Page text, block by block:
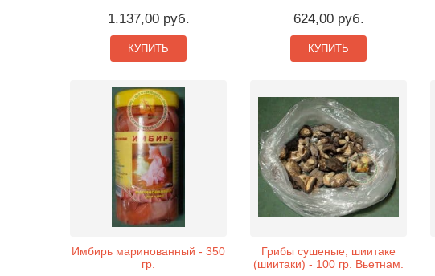
1.137,00 руб.
КУПИТЬ
624,00 руб.
КУПИТЬ
Имбирь маринованный - 350
гр.
Грибы сушеные, шиитаке
(шиитаки) - 100 гр. Вьетнам.